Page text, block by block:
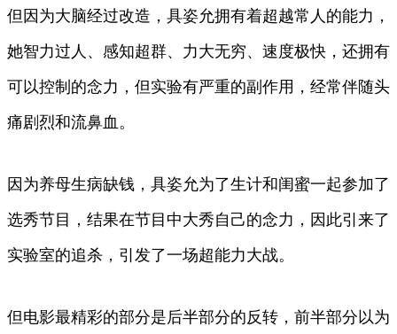
但因为大脑经过改造，具姿允拥有着超越常人的能力，
她智力过人、感知超群、力大无穷、速度极快，还拥有
可以控制的念力，但实验有严重的副作用，经常伴随头
痛剧烈和流鼻血。
因为养母生病缺钱，具姿允为了生计和闺蜜一起参加了
选秀节目，结果在节目中大秀自己的念力，因此引来了
实验室的追杀，引发了一场超能力大战。
但电影最精彩的部分是后半部分的反转，前半部分以为